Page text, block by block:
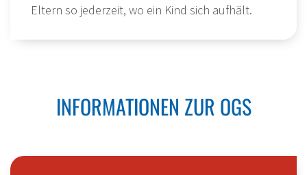
Eltern so jederzeit, wo ein Kind sich aufhält.
INFORMATIONEN ZUR OGS